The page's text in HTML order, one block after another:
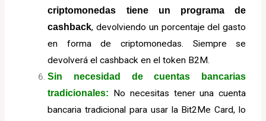
criptomonedas tiene un programa de
cashback, devolviendo un porcentaje del gasto
en forma de criptomonedas. Siempre se
devolverá el cashback en el token B2M.
Sin necesidad de cuentas bancarias
tradicionales: No necesitas tener una cuenta
bancaria tradicional para usar la Bit2Me Card, lo